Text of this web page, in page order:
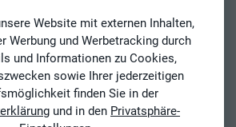
Website mit externen Inhalten,
Werbung und Werbetracking durch
und Informationen zu Cookies,
sowie Ihrer jederzeitigen
finden Sie in der
und in den Privatsphäre-